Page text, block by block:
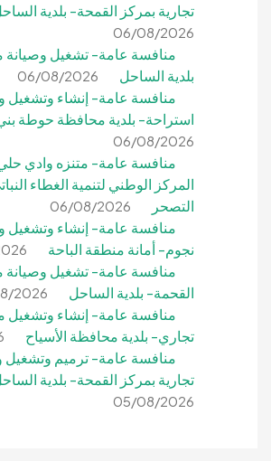
تجارية بمركز القمحة- بلدية
06/08/2026
منافسة عامة- تشغيل وصيانة
بلدية الساحل
06/08/2026
منافسة عامة- إنشاء وتشغيل
استراحة- بلدية محافظة حوطة
06/08/2026
منافسة عامة- متنزه وادي
المركز الوطني لتنمية الغطاء
التصحر
06/08/2026
نجوم- أمانة منطقة الباحة
منافسة عامة- تشغيل وصيانة
القحمة- بلدية الساحل
2026
منافسة عامة- إنشاء وتشغيل
تجاري- بلدية محافظة الأسياح
منافسة عامة- ترميم وتشغيل
تجارية بمركز القمحة- بلدية
05/08/2026